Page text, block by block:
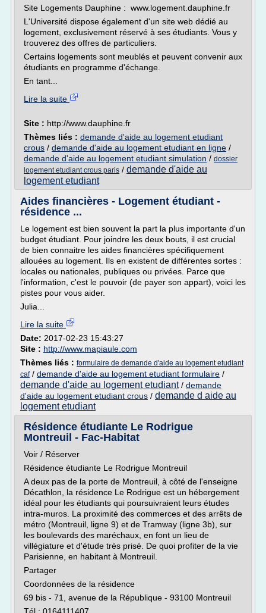
Site Logements Dauphine : www.logement.dauphine.fr
L'Université dispose également d'un site web dédié au
logement, exclusivement réservé à ses étudiants. Vous y
trouverez des offres de particuliers.
Certains logements sont meublés et peuvent convenir aux
étudiants en programme d'échange.
En tant...
Lire la suite
Site : http://www.dauphine.fr
Thèmes liés : demande d'aide au logement etudiant
crous / demande d'aide au logement etudiant en ligne /
demande d'aide au logement etudiant simulation / dossier
logement etudiant crous paris / demande d'aide au
logement etudiant
Aides financières - Logement étudiant -
résidence ...
Le logement est bien souvent la part la plus importante d'un
budget étudiant. Pour joindre les deux bouts, il est crucial
de bien connaitre les aides financières spécifiquement
allouées au logement. Ils en existent de différentes sortes :
locales ou nationales, publiques ou privées. Parce que
l'information, c'est le pouvoir (de payer son appart), voici les
pistes pour vous aider.
Julia...
Lire la suite
Date: 2017-02-23 15:43:27
Site : http://www.mapiaule.com
Thèmes liés : formulaire de demande d'aide au logement etudiant
caf/ demande d'aide au logement etudiant formulaire /
demande d'aide au logement etudiant/ demande
d'aide au logement etudiant crous / demande d aide au
logement etudiant
Résidence étudiante Le Rodrigue
Montreuil - Fac-Habitat
Voir / Réserver
Résidence étudiante Le Rodrigue Montreuil
A deux pas de la porte de Montreuil, à côté de l'enseigne
Décathlon, la résidence Le Rodrigue est un hébergement
idéal pour les étudiants qui poursuivraient leurs études
intra-muros. La proximité des commerces et des arrêts de
métro (Montreuil, ligne 9) et de Tramway (ligne 3b), sur
les boulevards des maréchaux, en font un lieu de
villégiature et d'étude très prisé. De quoi profiter de la vie
Parisienne, en habitant à Montreuil.
Partager
Coordonnées de la résidence
69 bis - 71, avenue de la République - 93100 Montreuil